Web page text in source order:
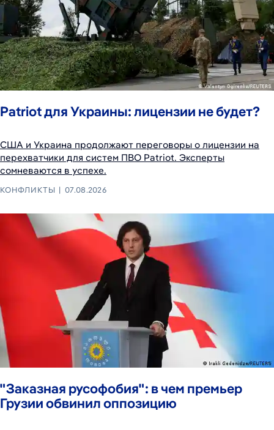
Patriot для Украины: лицензии не будет?
США и Украина продолжают переговоры о лицензии на
перехватчики для систем ПВО Patriot. Эксперты
сомневаются в успехе.
КОНФЛИКТЫ 07.08.2026
"Заказная русофобия": в чем премьер
Грузии обвинил оппозицию